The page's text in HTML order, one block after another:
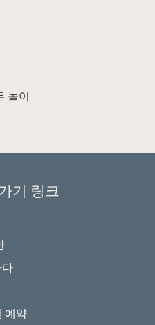
놀이
기 링크
예약